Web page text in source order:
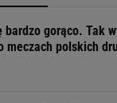
bardzo gorąco. Tak
meczach polskich